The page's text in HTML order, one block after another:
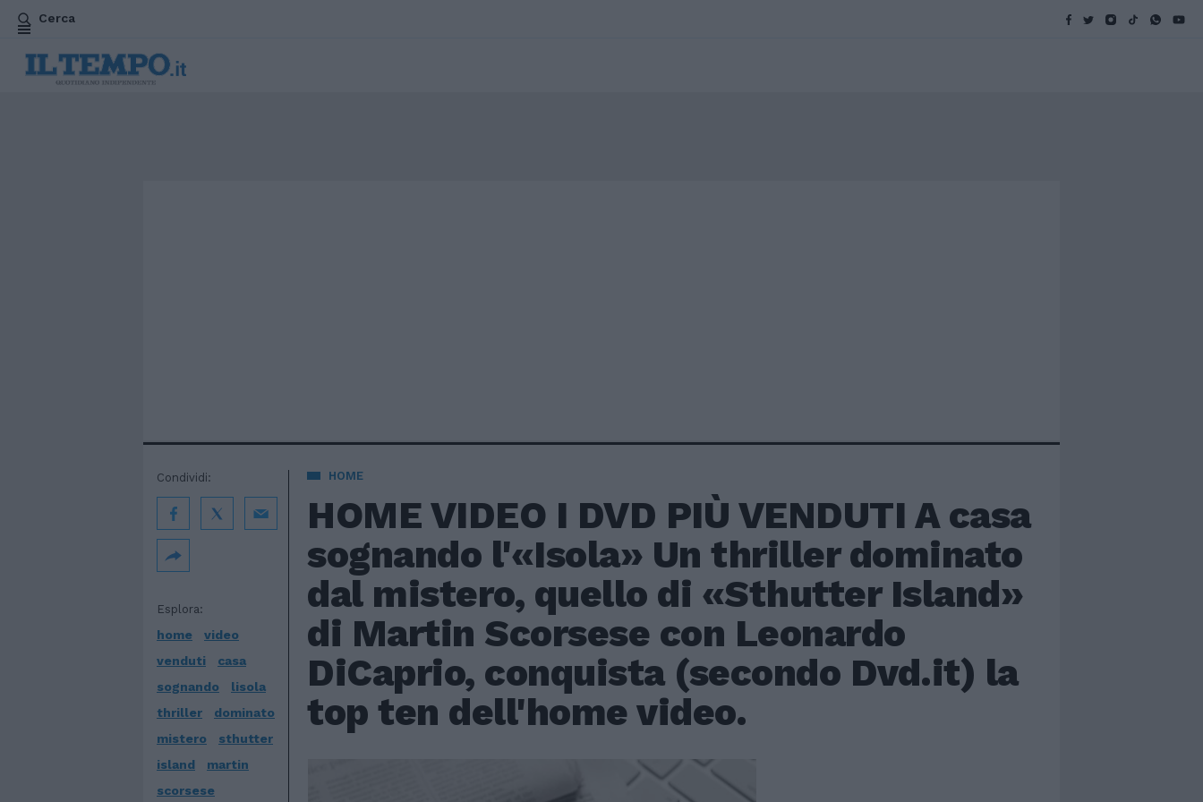
Cerca
HOME
HOME VIDEO I DVD PIÙ VENDUTI A casa
sognando l'«Isola» Un thriller dominato
dal mistero, quello di «Sthutter Island»
di Martin Scorsese con Leonardo
DiCaprio, conquista (secondo Dvd.it) la
top ten dell'home video.
Esplora:
home
video
venduti
casa
sognando
lisola
thriller
dominato
mistero
sthutter
island
martin
scorsese
Condividi: